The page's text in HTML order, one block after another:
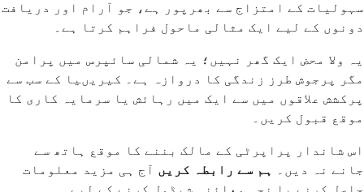
سہولیات کے امتزاج سے بھرپور ہے، جو آرام اور دریافت
دونوں کے لیے ایک مثالی ماحول فراہم کرتا ہے۔
یہ ولا محض ایک گھر نہیں؛ یہ شمالی سائپرس میں پرامن
مگر پرجوش طرز زندگی کا دروازہ ہے۔ کیریںیا کے سب سے
پرکشش علاقوں میں سے ایک میں رہائش یا سرمایہ کاری کا
موقع قبول کریں۔
اس شاندار پراپرٹی کے مالک بننے کا موقع ہاتھ سے
جانے نہ دیں۔
ہم سے رابطہ کریں آج ہی مزید معلومات